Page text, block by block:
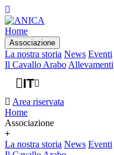
Home
Associazione
La nostra storia News Eventi
Il Cavallo Arabo Allevamenti
IT
Area riservata
Home
Associazione
La nostra storia News Eventi